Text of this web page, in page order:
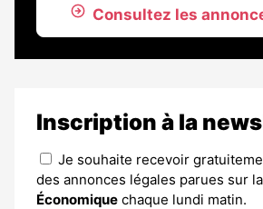
Consultez les
Inscription à la
Je souhaite recevoir
des annonces légales parues sur la
Économique chaque lundi matin.